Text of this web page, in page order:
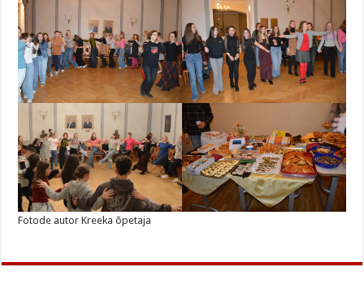
Fotode autor Kreeka õpetaja